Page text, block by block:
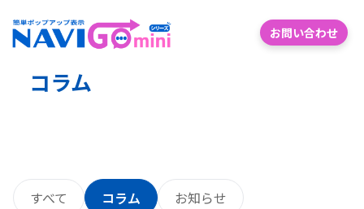
お問い合わせ
コラム
すべて コラム お知らせ